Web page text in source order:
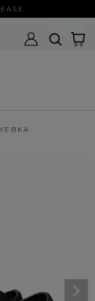
アプリ -